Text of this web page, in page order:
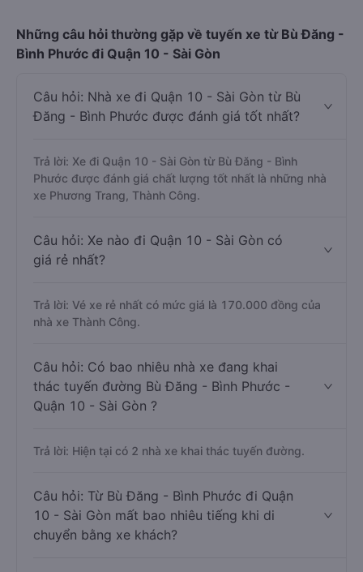
Những câu hỏi thường gặp về tuyến xe từ Bù Đăng -
Bình Phước đi Quận 10 - Sài Gòn
Câu hỏi: Nhà xe đi Quận 10 - Sài Gòn từ Bù
Đăng - Bình Phước được đánh giá tốt nhất?
Trả lời: Xe đi Quận 10 - Sài Gòn từ Bù Đăng - Bình
Phước được đánh giá chất lượng tốt nhất là những nhà
xe Phương Trang, Thành Công.
Câu hỏi: Xe nào đi Quận 10 - Sài Gòn có
giá rẻ nhất?
Trả lời: Vé xe rẻ nhất có mức giá là 170.000 đồng của
nhà xe Thành Công.
Câu hỏi: Có bao nhiêu nhà xe đang khai
thác tuyến đường Bù Đăng - Bình Phước -
Quận 10 - Sài Gòn ?
Trả lời: Hiện tại có 2 nhà xe khai thác tuyến đường.
Câu hỏi: Từ Bù Đăng - Bình Phước đi Quận
10 - Sài Gòn mất bao nhiêu tiếng khi di
chuyển bằng xe khách?